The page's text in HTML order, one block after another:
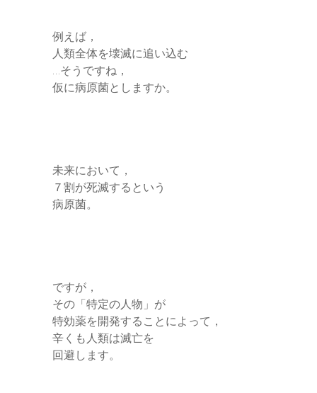
例えば，
人類全体を壊滅に追い込む
…そうですね，
仮に病原菌としますか。
未来において，
７割が死滅するという
病原菌。
ですが，
その「特定の人物」が
特効薬を開発することによって，
辛くも人類は滅亡を
回避します。